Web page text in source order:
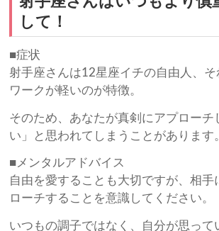
して！
■症状
射手座さんは12星座イチの自由人、そ
ワークが軽いのが特徴。
そのため、あなたが真剣にアプローチ
い」と思われてしまうことがあります
■メンタルアドバイス
自由を愛することも大切ですが、相手
ローチすることを意識してください。
いつもの調子ではなく、自分が思って